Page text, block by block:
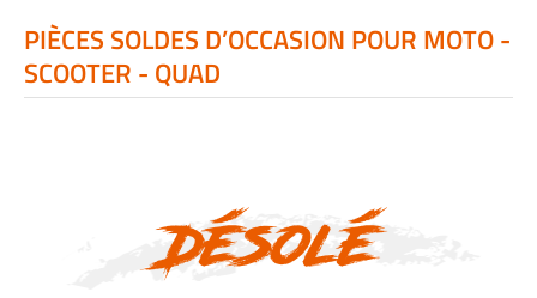
PIÈCES SOLDES D’OCCASION POUR MOTO -
SCOOTER - QUAD
Désolé